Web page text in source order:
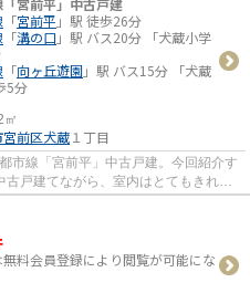
宮前平」中古戸建
「宮前平 」駅 徒歩26分
「溝の口 」駅 バス20分 「犬蔵小学
「向ヶ丘遊園」駅 バス15分 「犬蔵
5分
㎡
宮前区犬蔵１丁目
市線「宮前平」中古戸建。今回紹介す
戸建てながら、室内はとてもきれい
で、3DK...
料会員登録により閲覧が可能にな